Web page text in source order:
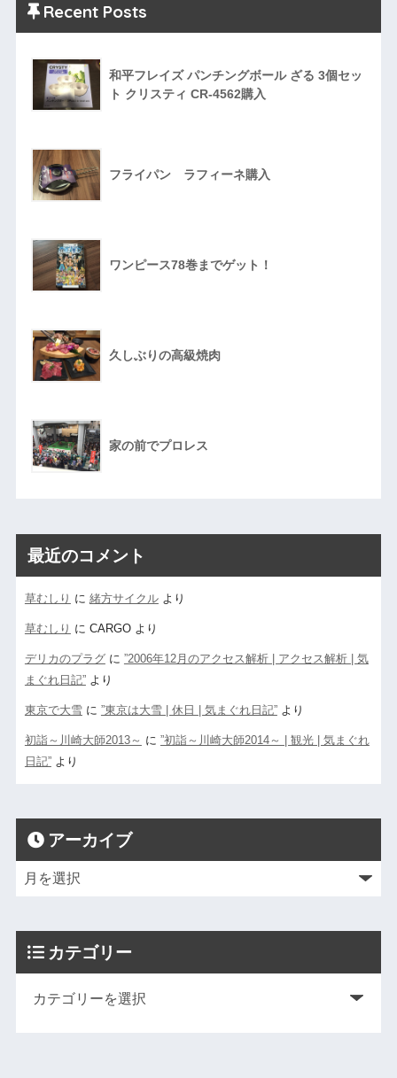
Recent Posts
和平フレイズ パンチングボール ざる 3個セッ
ト クリスティ CR-4562購入
フライパン ラフィーネ購入
ワンピース78巻までゲット！
久しぶりの高級焼肉
家の前でプロレス
最近のコメント
草むしり に 緒方サイクルより
草むしり に CARGOより
デリカのプラグに ”2006年12月のアクセス解析 | アクセス解析 | 気
まぐれ日記”より
東京で大雪に ”東京は大雪 | 休日 | 気まぐれ日記”より
初詣～川崎大師2013～ に ”初詣～川崎大師2014～ | 観光 | 気まぐれ
日記”より
アーカイブ
カテゴリー